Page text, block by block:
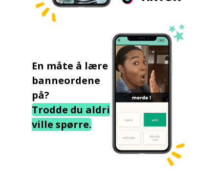
En måte å lære
banneordene
på?
Trodde du aldri
ville spørre.